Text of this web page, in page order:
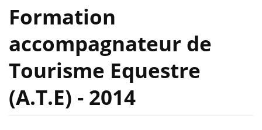
Formation
accompagnateur de
Tourisme Equestre
(A.T.E) - 2014